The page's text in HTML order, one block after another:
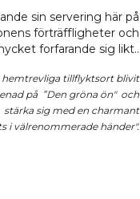
sin servering här på
förträffligheter och
forfarande sig likt..
hemtrevliga tillflyktsort blivit
på ”Den gröna ön" och
stärka sig med en charmant
i välrenommerade händer".